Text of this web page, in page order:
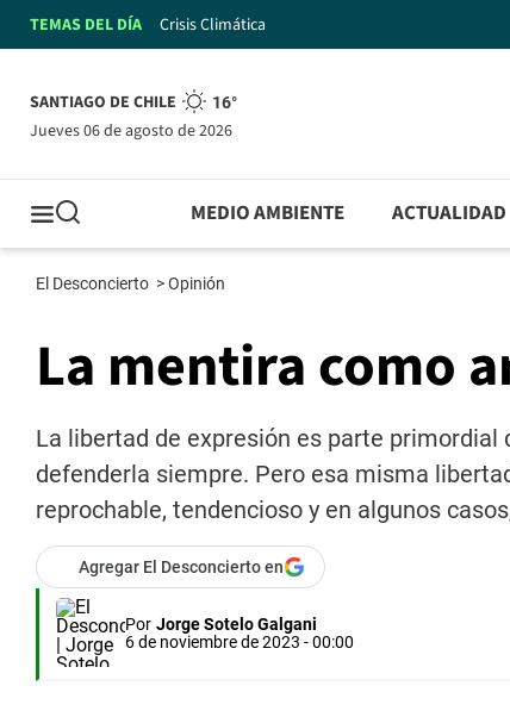
TEMAS DEL DÍA Crisis Climática
SANTIAGO DE CHILE 16°
jueves 06 de agosto de 2026
MEDIO AMBIENTE ACTUALIDAD
El Desconcierto >Opinión
La mentira como
La libertad de expresión es parte
defenderla siempre. Pero esa misma
reprochable, tendencioso y en algunos
Agregar El Desconcierto en
Por Jorge Sotelo Galgani
6 de noviembre de 2023 - 00:00